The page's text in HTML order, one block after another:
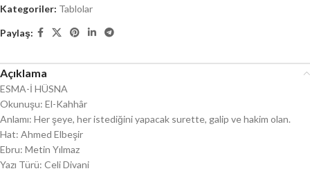
Kategoriler: Tablolar
Paylaş:
Açıklama
ESMA-İ HÜSNA
Okunuşu: El-Kahhâr
Anlamı: Her şeye, her istediğini yapacak surette, galip ve hakim olan.
Hat: Ahmed Elbeşir
Ebru: Metin Yılmaz
Yazı Türü: Celi Divani